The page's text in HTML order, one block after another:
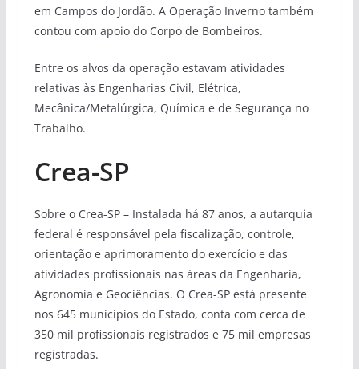
em Campos do Jordão. A Operação Inverno também
contou com apoio do Corpo de Bombeiros.
Entre os alvos da operação estavam atividades
relativas às Engenharias Civil, Elétrica,
Mecânica/Metalúrgica, Química e de Segurança no
Trabalho.
Crea-SP
Sobre o Crea-SP – Instalada há 87 anos, a autarquia
federal é responsável pela fiscalização, controle,
orientação e aprimoramento do exercício e das
atividades profissionais nas áreas da Engenharia,
Agronomia e Geociências. O Crea-SP está presente
nos 645 municípios do Estado, conta com cerca de
350 mil profissionais registrados e 75 mil empresas
registradas.